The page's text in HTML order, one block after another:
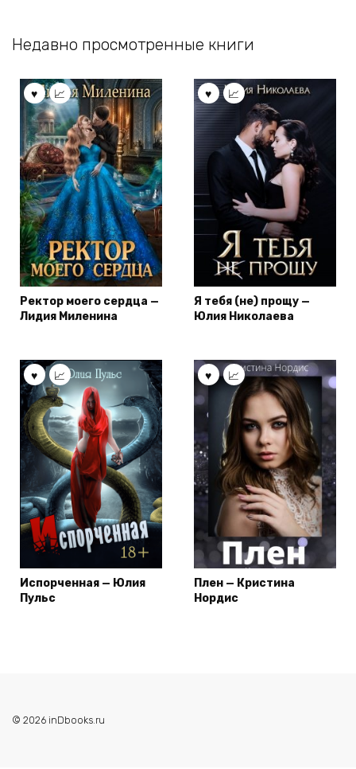
Недавно просмотренные книги
Ректор моего сердца —
Лидия Миленина
Я тебя (не) прощу —
Юлия Николаева
Испорченная — Юлия
Пульс
Плен — Кристина
Нордис
© 2026 inDbooks.ru